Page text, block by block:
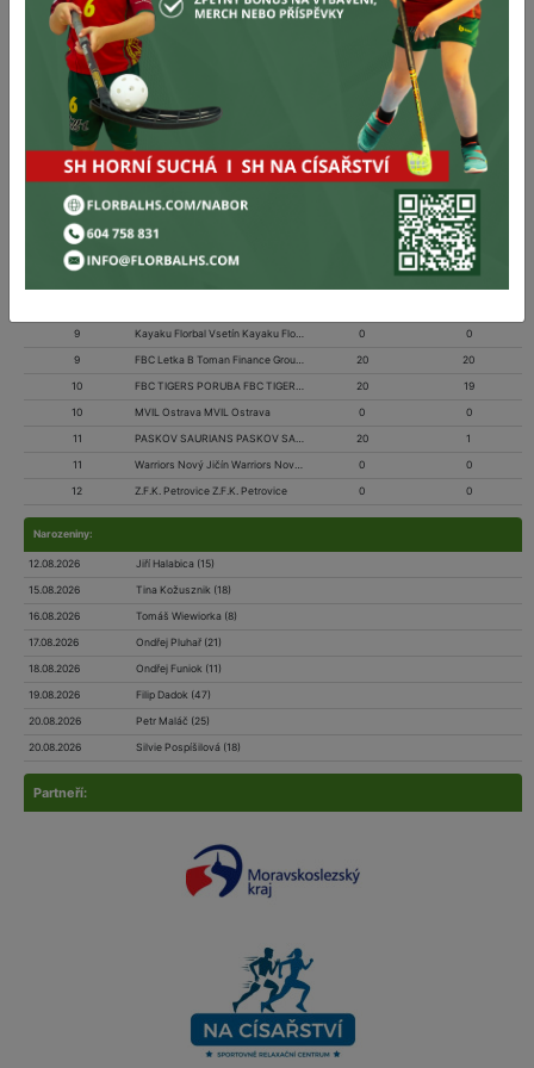
3 FBC Hranice FBC Hranice 0
3 41
4 0
4 36
5 TJ Sokol Šenov TJ Sokol Šenov 20
5 FBC Spartak Bílovec FBC Spartak Bílovec 0 0
6 FBC Cannibals Lipník FBC Cannibals Lipník 20 28
6 FBC ZŠ Uničov FBC ZŠ Uničov 0
7 FbK Horní Suchá FbK Horní Suchá 0
7 Saros Olomouc Saros Olomouc 26
9 Kayaku Florbal Vsetín Kayaku Florbal Vsetín 0 0
9 FBC Letka B Toman Finance Group FBC Letka B Toman Finance Group 20 20
10 FBC TIGERS PORUBA FBC TIGERS PORUBA 20 19
10 MVIL Ostrava MVIL Ostrava 0 0
11 PASKOV SAURIANS PASKOV SAURIANS 20 1
11 Warriors Nový Jičín Warriors Nový Jičín 0 0
12 Z.F.K. Petrovice Z.F.K. Petrovice 0 0
Narozeniny:
12.08.2026 Jiří Halabica (15)
15.08.2026 Tina Kožusznik (18)
16.08.2026 Tomáš Wiewiorka (8)
17.08.2026 Ondřej Pluhař (21)
18.08.2026 Ondřej Funiok (11)
19.08.2026 Filip Dadok (47)
20.08.2026 Petr Maláč (25)
20.08.2026 Silvie Pospíšilová (18)
Partneří: